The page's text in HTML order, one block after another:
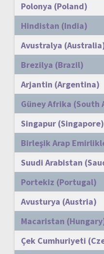
Polonya (Poland)
Hindistan (India)
Avustralya
Brezilya (Brazil)
Arjantin (Argentina)
Güney Afrika (South
Singapur (Singapore)
Birleşik Arap
Suudi Arabistan
Portekiz (Portugal)
Avusturya (Austria)
Macaristan
Çek Cumhuriyeti